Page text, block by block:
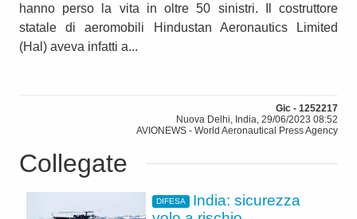
hanno perso la vita in oltre 50 sinistri. Il costruttore
statale di aeromobili Hindustan Aeronautics Limited
(Hal) aveva infatti a...
Gic - 1252217
Nuova Delhi, India, 29/06/2023 08:52
AVIONEWS - World Aeronautical Press Agency
Collegate
DIFESA
India: sicurezza